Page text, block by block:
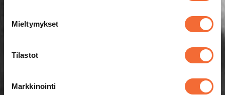
Mieltymykset
Tilastot
Markkinointi